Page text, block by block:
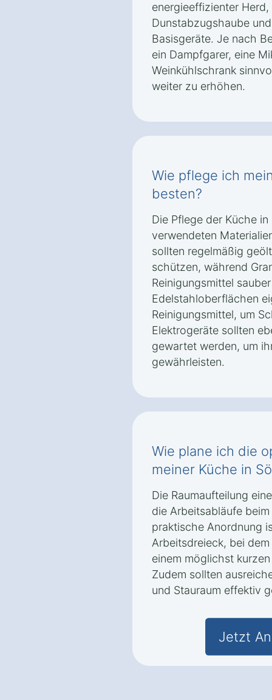
energieeffizienter
Dunstabzugshaube
Basisgeräte. Je nach
ein Dampfgarer, eine
Weinkühlschrank
weiter zu erhöhen.
Wie pflege ich
besten?
Die Pflege der Küche
verwendeten
sollten regelmäßig
schützen, während
Reinigungsmittel
Edelstahloberflächen
Reinigungsmittel, um
Elektrogeräte sollten
gewartet werden, um
gewährleisten.
Wie plane ich die
meiner Küche in
Die Raumaufteilung
die Arbeitsabläufe
praktische Anordnung
Arbeitsdreieck, bei
einem möglichst
Zudem sollten
und Stauraum effektiv
Jetzt